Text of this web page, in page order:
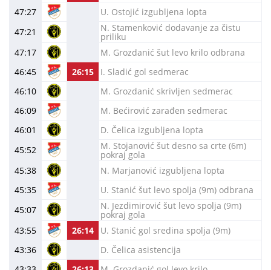
47:27
U. Ostojić izgubljena lopta
47:21
N. Stamenković dodavanje za čistu
priliku
47:17
M. Grozdanić šut levo krilo odbrana
46:45
26:15
I. Sladić gol sedmerac
46:10
M. Grozdanić skrivljen sedmerac
46:09
M. Bećirović zarađen sedmerac
46:01
D. Čelica izgubljena lopta
45:52
M. Stojanović šut desno sa crte (6m)
pokraj gola
45:38
N. Marjanović izgubljena lopta
45:35
U. Stanić šut levo spolja (9m) odbrana
45:07
N. Jezdimirović šut levo spolja (9m)
pokraj gola
43:55
26:14
U. Stanić gol sredina spolja (9m)
43:36
D. Čelica asistencija